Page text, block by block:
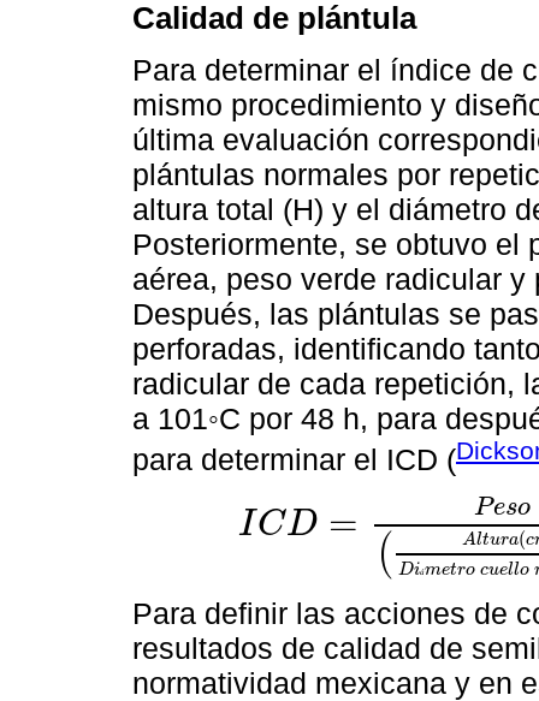
Calidad de plántula
Para determinar el índice de
mismo procedimiento y
última evaluación
plántulas normales por
altura total (H) y el diámetro
Posteriormente, se obtuvo el
aérea, peso verde radicular
Después, las plántulas se
perforadas, identificando
radicular de cada repetición,
a 101◦C por 48 h, para
para determinar el ICD (
ICD = Peso
( Altura(c
Diámetro cuello
IC D=P eso eco otal de la planta (g)Alt
Para definir las acciones de
resultados de calidad de
normatividad mexicana y en